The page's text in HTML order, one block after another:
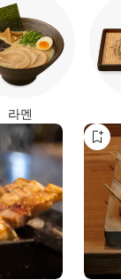
라멘